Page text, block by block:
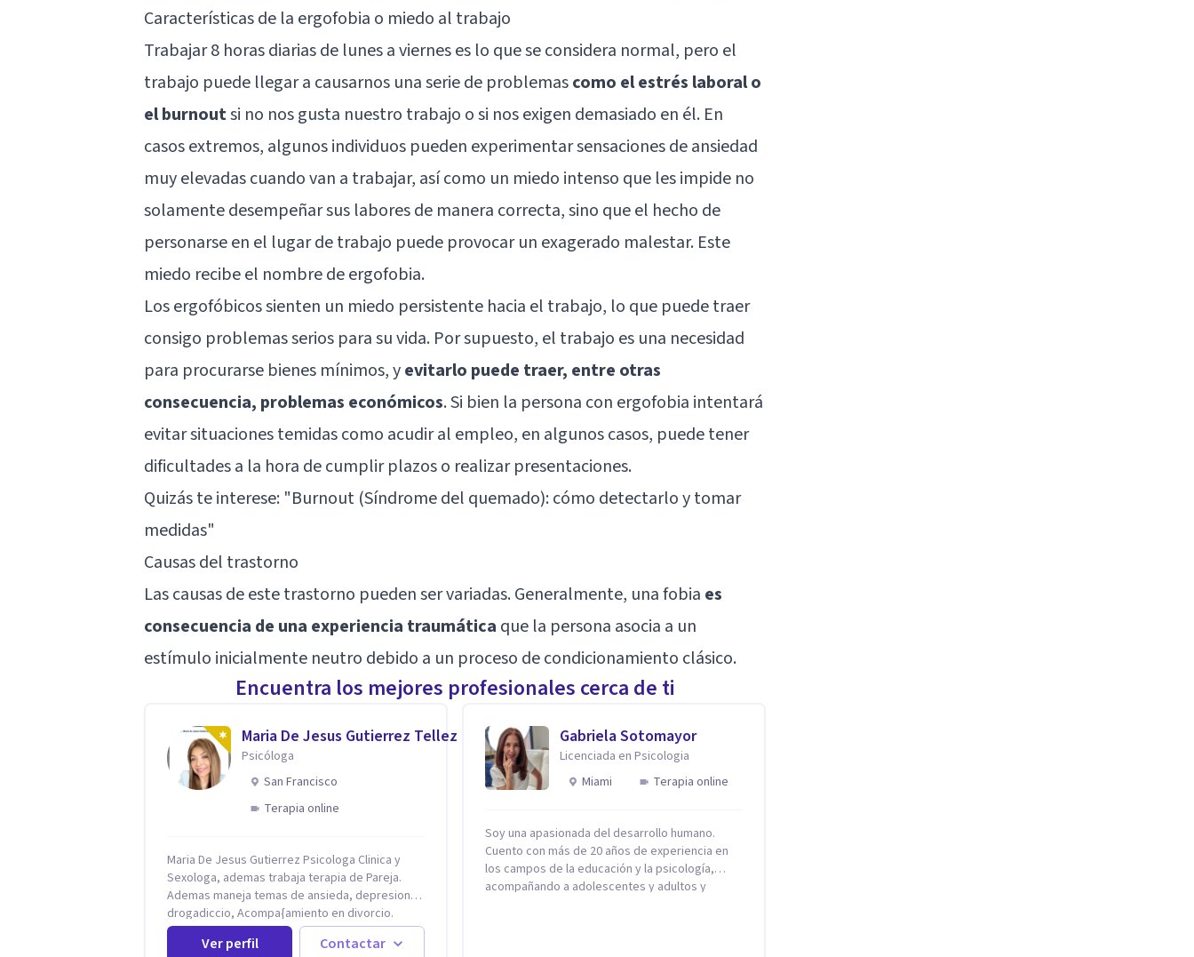
Características de la ergofobia o miedo al trabajo
Trabajar 8 horas diarias de lunes a viernes es lo que se considera normal, pero el
trabajo puede llegar a causarnos una serie de problemascomo el estrés laboral o
el burnoutsi no nos gusta nuestro trabajo o si nos exigen demasiado en él. En
casos extremos, algunos individuos pueden experimentar sensaciones de ansiedad
muy elevadas cuando van a trabajar, así como un miedo intenso que les impide no
solamente desempeñar sus labores de manera correcta, sino que el hecho de
personarse en el lugar de trabajo puede provocar un exagerado malestar. Este
miedo recibe el nombre de ergofobia.
Los ergofóbicos sienten un miedo persistente hacia el trabajo, lo que puede traer
consigo problemas serios para su vida. Por supuesto, el trabajo es una necesidad
para procurarse bienes mínimos, yevitarlo puede traer, entre otras
consecuencia, problemas económicos. Si bien la persona con ergofobia intentará
evitar situaciones temidas como acudir al empleo, en algunos casos, puede tener
dificultades a la hora de cumplir plazos o realizar presentaciones.
Quizás te interese: "Burnout (Síndrome del quemado): cómo detectarlo y tomar
medidas"
Causas del trastorno
Las causas de este trastorno pueden ser variadas. Generalmente, una fobia es
consecuencia de una experiencia traumática que la persona asocia a un
estímulo inicialmente neutro debido a un proceso decondicionamiento clásico.
Encuentra los mejores profesionales cerca de ti
Maria De Jesus Gutierrez Tellez
Psicóloga
San Francisco
Terapia online
Maria De Jesus Gutierrez Psicologa Clinica y
Sexologa, ademas trabaja terapia de Pareja.
Ademas maneja temas de ansieda, depresion,
drogadiccio, Acompa{amiento en divorcio.
Maneja enfoque Cognitivo Conductual. Con 20
años de experiencia, constantemente
Ver perfil Contactar
Gabriela Sotomayor
Licenciada en Psicologia
Miami
Terapia online
Soy una apasionada del desarrollo humano.
Cuento con más de 20 años de experiencia en
los campos de la educación y la psicología,
acompañando a adolescentes y adultos y